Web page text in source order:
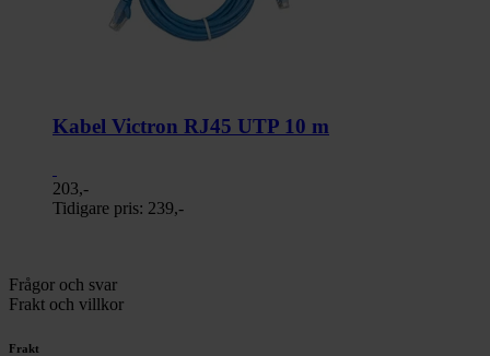
Kabel Victron RJ45 UTP 10 m
203,-
Tidigare pris: 239,-
Frågor och svar
Frakt och villkor
Frakt